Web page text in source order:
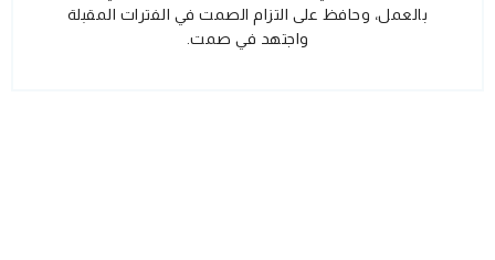
بالعمل، وحافظ على التزام الصمت في الفترات المقبلة
واجتهد في صمت.